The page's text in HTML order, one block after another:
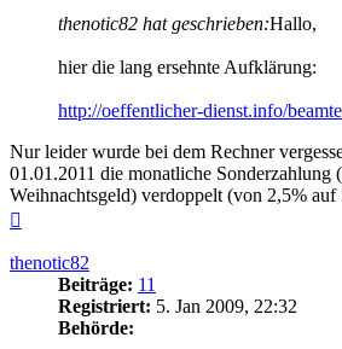
thenotic82 hat geschrieben:Hallo,
hier die lang ersehnte Aufklärung:
http://oeffentlicher-dienst.info/
Nur leider wurde bei dem Rechner
01.01.2011 die monatliche Sonderzahlung
Weihnachtsgeld) verdoppelt (von 2,5% auf
thenotic82
Beiträge: 11
Registriert: 5. Jan 2009, 22:32
Behörde: